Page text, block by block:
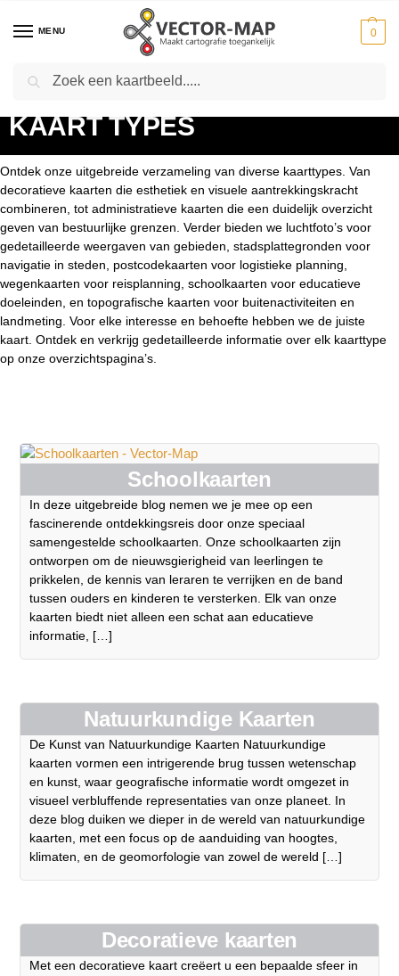
MENU 0
Home Productinformatie - Kaart types
KAART TYPES
Ontdek onze uitgebreide verzameling van diverse kaarttypes. Van
decoratieve kaarten die esthetiek en visuele aantrekkingskracht
combineren, tot administratieve kaarten die een duidelijk overzicht
geven van bestuurlijke grenzen. Verder bieden we luchtfoto’s voor
gedetailleerde weergaven van gebieden, stadsplattegronden voor
navigatie in steden, postcodekaarten voor logistieke planning,
wegenkaarten voor reisplanning, schoolkaarten voor educatieve
doeleinden, en topografische kaarten voor buitenactiviteiten en
landmeting. Voor elke interesse en behoefte hebben we de juiste
kaart. Ontdek en verkrijg gedetailleerde informatie over elk kaarttype
op onze overzichtspagina’s.
Schoolkaarten
In deze uitgebreide blog nemen we je mee op een
fascinerende ontdekkingsreis door onze speciaal
samengestelde schoolkaarten. Onze schoolkaarten zijn
ontworpen om de nieuwsgierigheid van leerlingen te
prikkelen, de kennis van leraren te verrijken en de band
tussen ouders en kinderen te versterken. Elk van onze
kaarten biedt niet alleen een schat aan educatieve
informatie, […]
Natuurkundige Kaarten
De Kunst van Natuurkundige Kaarten Natuurkundige
kaarten vormen een intrigerende brug tussen wetenschap
en kunst, waar geografische informatie wordt omgezet in
visueel verbluffende representaties van onze planeet. In
deze blog duiken we dieper in de wereld van natuurkundige
kaarten, met een focus op de aanduiding van hoogtes,
klimaten, en de geomorfologie van zowel de wereld […]
Decoratieve kaarten
Met een decoratieve kaart creëert u een bepaalde sfeer in